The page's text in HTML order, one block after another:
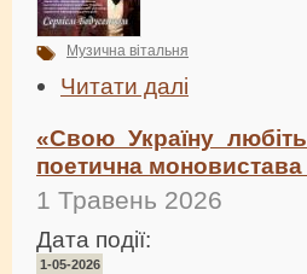
Музична вітальня
Читати далі
«Свою Україну
поетична моновистава
1 Травень 2026
Дата події:
1-05-2026